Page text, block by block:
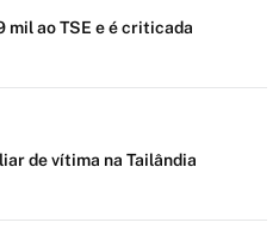
mil ao TSE e é criticada
de vítima na Tailândia